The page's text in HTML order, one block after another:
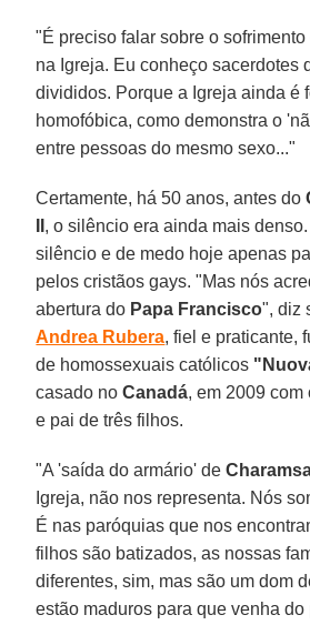
"É preciso falar sobre o
na Igreja. Eu conheço sacerdotes
divididos. Porque a Igreja ainda é
homofóbica, como demonstra o
entre pessoas do mesmo sexo..."
Certamente, há 50 anos, antes do
, o silêncio era ainda mais
silêncio e de medo hoje apenas
pelos cristãos gays. "Mas nós
abertura do Papa Francisco", diz
Andrea Rubera, fiel e praticante,
de homossexuais católicos
casado noCanadá, em 2009
e pai de três filhos.
"A 'saída do armário' de
Igreja, não nos representa. Nós
É nas paróquias que nos
filhos são batizados, as nossas
diferentes, sim, mas são um dom
estão maduros para que venha do